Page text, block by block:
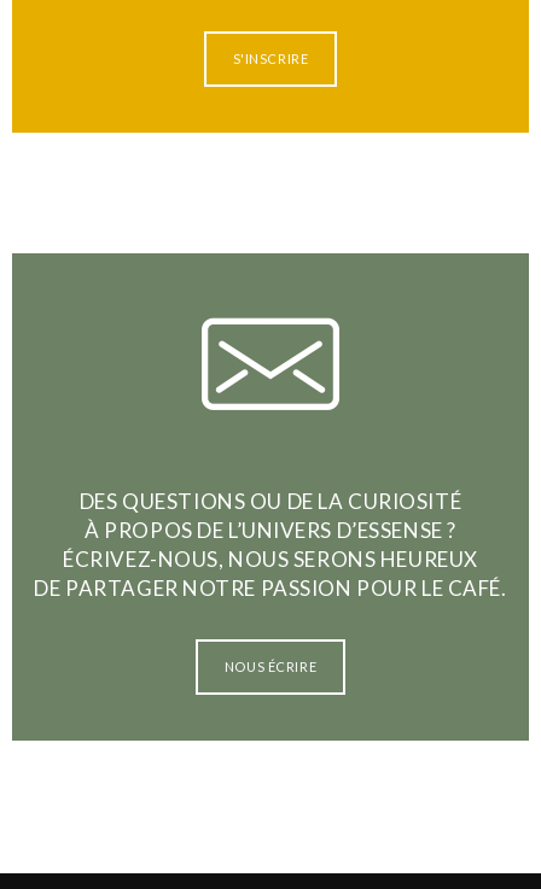
S'INSCRIRE
DES QUESTIONS OU DE LA CURIOSITÉ
À PROPOS DE L’UNIVERS D’ESSENSE ?
ÉCRIVEZ-NOUS, NOUS SERONS HEUREUX
DE PARTAGER NOTRE PASSION POUR LE CAFÉ.
NOUS ÉCRIRE